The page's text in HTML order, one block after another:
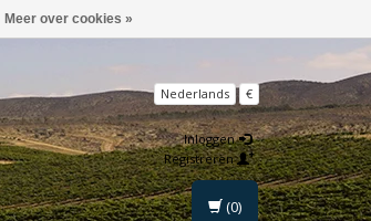
Nederlands €
Inloggen
Registreren
(0)
Meer over cookies »